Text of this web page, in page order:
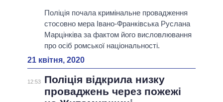
Поліція почала кримінальне провадження
стосовно мера Івано-Франківська Руслана
Марцінківа за фактом його висловлювання
про осіб ромської національності.
21 квітня, 2020
12:53
Поліція відкрила низку
проваджень через пожежі